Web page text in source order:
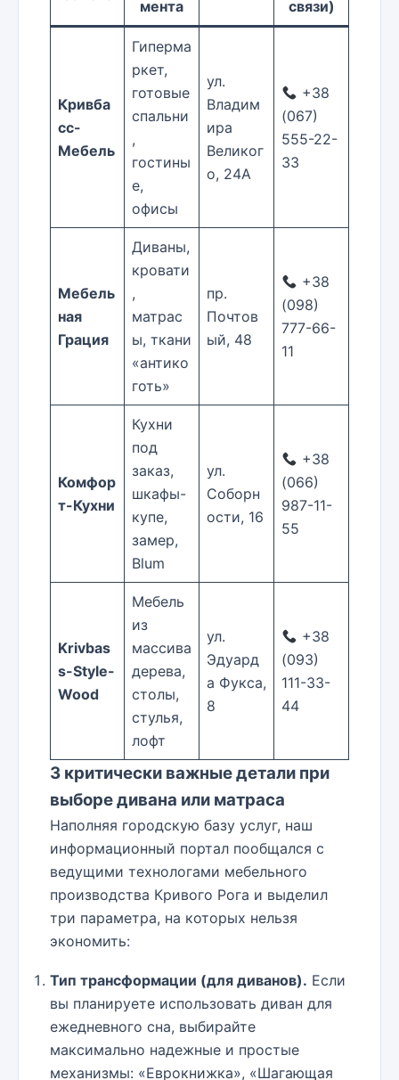
мента
связи)
Кривба
сс-
Мебель
Гиперма
ркет,
готовые
спальни
,
гостины
е,
офисы
ул.
Владим
ира
Великог
о, 24А
+38
(067)
555-22-
33
Мебель
ная
Грация
Диваны,
кровати
,
матрас
ы, ткани
«антико
готь»
пр.
Почтов
ый, 48
+38
(098)
777-66-
11
Комфор
т-Кухни
Кухни
под
заказ,
шкафы-
купе,
замер,
Blum
ул.
Соборн
ости, 16
+38
(066)
987-11-
55
Krivbas
s-Style-
Wood
Мебель
из
массива
дерева,
столы,
стулья,
лофт
ул.
Эдуард
а Фукса,
8
+38
(093)
111-33-
44
3 критически важные детали при
выборе дивана или матраса
Наполняя городскую базу услуг, наш
информационный портал пообщался с
ведущими технологами мебельного
производства Кривого Рога и выделил
три параметра, на которых нельзя
экономить:
Тип трансформации (для диванов). Если
вы планируете использовать диван для
ежедневного сна, выбирайте
максимально надежные и простые
механизмы: «Еврокнижка», «Шагающая